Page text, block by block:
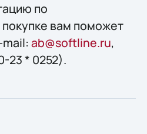
по
вам поможет
ab@softline.ru,
23 * 0252).